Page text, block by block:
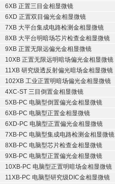
6XB 正置三目金相显微镜
6XD 正置双目偏光金相显微镜
7XB 大平台集成电路检测金相显微镜
8XB 大平台明暗场芯片检查金相显微镜
9XB 正置无限远偏光金相显微镜
10XB 正置无限远明暗场偏光金相显微镜
11XB 研究级透反射偏光暗场金相显微镜
102XB 工业正置明暗场偏光金相显微镜
4XC-ST 三目倒置金相显微镜
5XB-PC 电脑型倒置偏光金相显微镜
6XB-PC 电脑型正置金相显微镜
6XD-PC 电脑型正置偏光金相显微镜
7XB-PC 电脑型集成电路检测金相显微镜
8XB-PC 电脑型芯片检查金相显微镜
9XB-PC 电脑型正置偏光金相显微镜
10XB-PC 电脑型正置明暗场金相显微镜
11XB-PC 电脑型研究级DIC金相显微镜